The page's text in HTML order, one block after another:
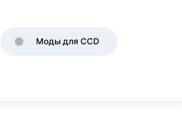
Моды для CCD